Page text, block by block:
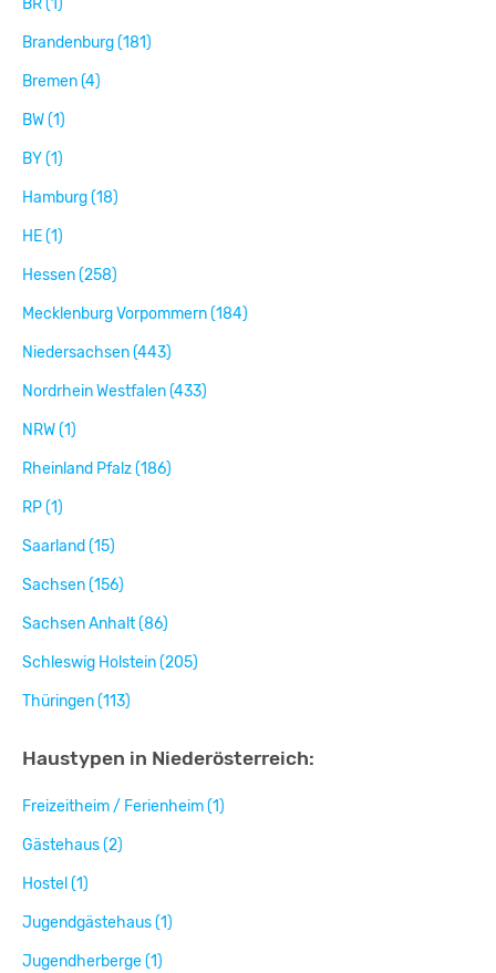
BR (1)
Brandenburg (181)
Bremen (4)
BW (1)
BY (1)
Hamburg (18)
HE (1)
Hessen (258)
Mecklenburg Vorpommern (184)
Niedersachsen (443)
Nordrhein Westfalen (433)
NRW (1)
Rheinland Pfalz (186)
RP (1)
Saarland (15)
Sachsen (156)
Sachsen Anhalt (86)
Schleswig Holstein (205)
Thüringen (113)
Haustypen in Niederösterreich:
Freizeitheim / Ferienheim (1)
Gästehaus (2)
Hostel (1)
Jugendgästehaus (1)
Jugendherberge (1)